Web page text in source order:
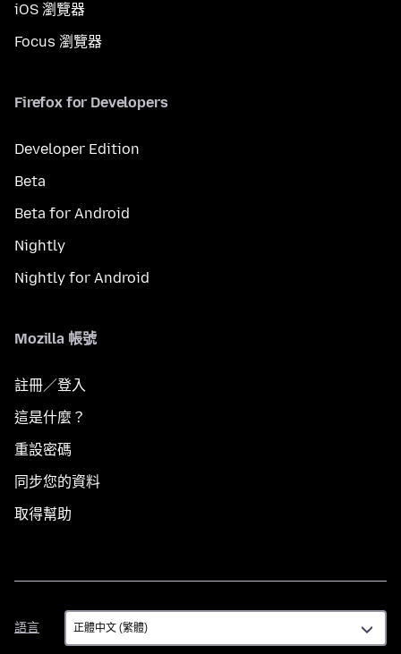
iOS 瀏覽器
Focus 瀏覽器
Firefox for Developers
Developer Edition
Beta
Beta for Android
Nightly
Nightly for Android
Mozilla 帳號
註冊／登入
這是什麼？
重設密碼
同步您的資料
取得幫助
語言
語
言